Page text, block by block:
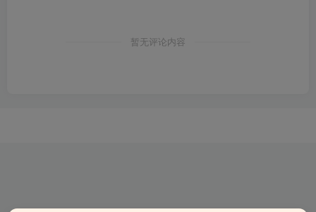
暂无评论内容